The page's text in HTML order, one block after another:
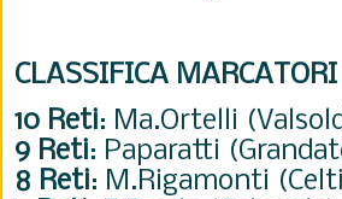
CLASSIFICA MARCATORI
10 Reti: Ma.Ortelli
9 Reti: Paparatti
8 Reti: M.Rigamonti